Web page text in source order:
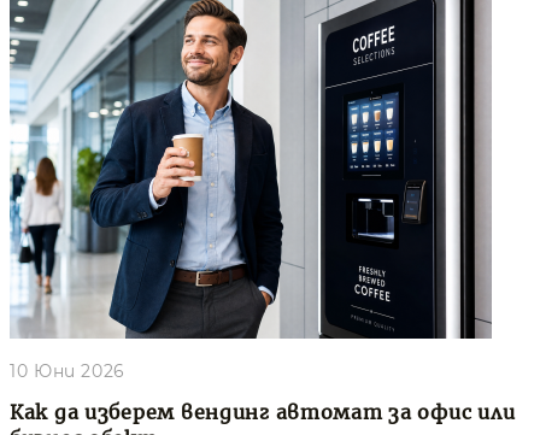
Как да изберем вендинг автомат за офис или
10 Юни 2026